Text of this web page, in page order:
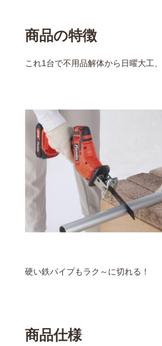
商品の特徴
これ1台で不用品解体から日曜大工
硬い鉄パイプもラク～に切れる！
商品仕様